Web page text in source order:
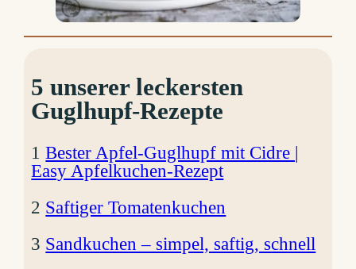
5 unserer leckersten
Guglhupf-Rezepte
1Bester Apfel-Guglhupf mit Cidre |
Easy Apfelkuchen-Rezept
2 Saftiger Tomatenkuchen
3 Sandkuchen – simpel, saftig, schnell